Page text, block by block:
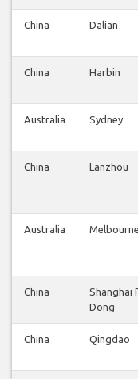
China Dalian
China Harbin
Australia Sydney
China Lanzhou
Australia Melbourne
China
Shanghai
Dong
China Qingdao